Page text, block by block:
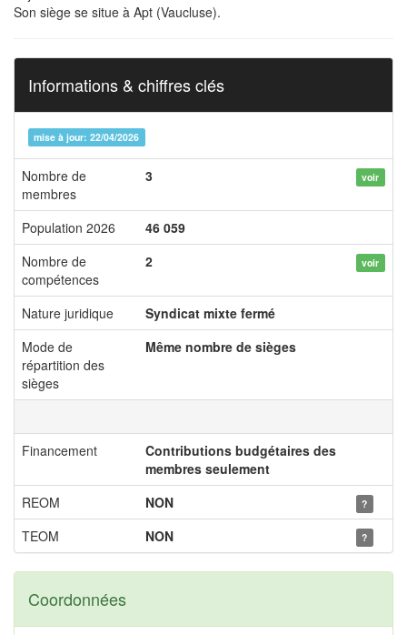
Son siège se situe à Apt (Vaucluse).
Informations & chiffres clés
mise à jour: 22/04/2026
Nombre de
membres
3 voir
Population 2026
46 059
Nombre de
compétences
2 voir
Nature juridique
Syndicat mixte fermé
Mode de
répartition des
sièges
Même nombre de sièges
Financement
Contributions budgétaires des
membres seulement
REOM
NON ?
TEOM NON ?
Coordonnées